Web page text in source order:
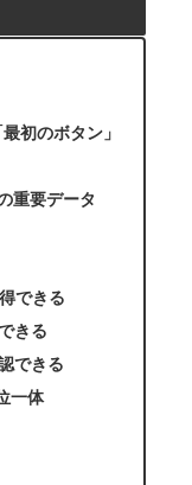
初のボタン」
重要データ
できる
きる
できる
一体